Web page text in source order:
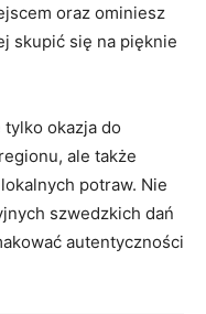
oraz ominiesz
skupić się na pięknie⁢
tylko⁢ okazja do‌
ale także‌
potraw. ⁢Nie
szwedzkich dań
autentyczności